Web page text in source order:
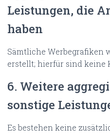
Leistungen, die
haben
Sämtliche Werbegrafiken
erstellt; hierfür sind keine
6. Weitere
sonstige
Es bestehen keine